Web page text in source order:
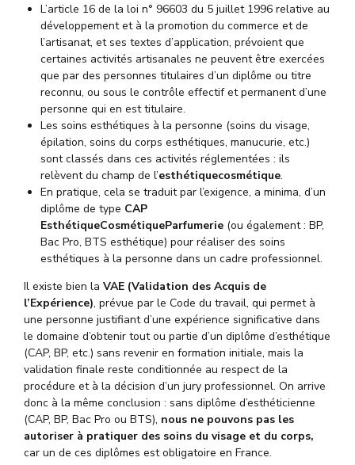
L’article 16 de la loi n° 96603 du 5 juillet 1996 relative au
développement et à la promotion du commerce et de
l’artisanat, et ses textes d’application, prévoient que
certaines activités artisanales ne peuvent être exercées
que par des personnes titulaires d’un diplôme ou titre
reconnu, ou sous le contrôle effectif et permanent d’une
personne qui en est titulaire.
Les soins esthétiques à la personne (soins du visage,
épilation, soins du corps esthétiques, manucurie, etc.)
sont classés dans ces activités réglementées : ils
relèvent du champ de l’esthétiquecosmétique.
En pratique, cela se traduit par l’exigence, a minima, d’un
diplôme de type CAP
EsthétiqueCosmétiqueParfumerie (ou également : BP,
Bac Pro, BTS esthétique) pour réaliser des soins
esthétiques à la personne dans un cadre professionnel.
Il existe bien la VAE (Validation des Acquis de
l’Expérience), prévue par le Code du travail, qui permet à
une personne justifiant d’une expérience significative dans
le domaine d’obtenir tout ou partie d’un diplôme d’esthétique
(CAP, BP, etc.) sans revenir en formation initiale, mais la
validation finale reste conditionnée au respect de la
procédure et à la décision d’un jury professionnel. On arrive
donc à la même conclusion : sans diplôme d’esthéticienne
(CAP, BP, Bac Pro ou BTS), nous ne pouvons pas les
autoriser à pratiquer des soins du visage et du corps,
car un de ces diplômes est obligatoire en France.